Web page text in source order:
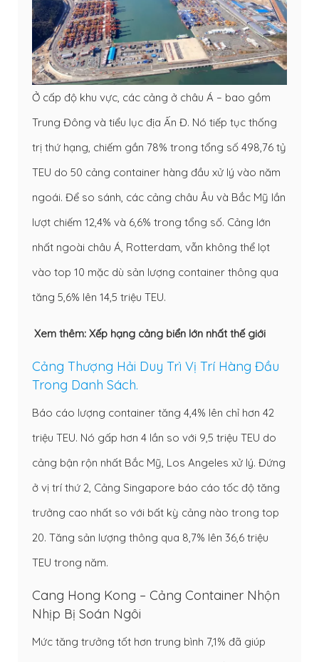
Ở cấp độ khu vực, các cảng ở châu Á – bao gồm
Trung Đông và tiểu lục địa Ấn Đ. Nó tiếp tục thống
trị thứ hạng, chiếm gần 78% trong tổng số 498,76 tỷ
TEU do 50 cảng container hàng đầu xử lý vào năm
ngoái. Để so sánh, các cảng châu Âu và Bắc Mỹ lần
lượt chiếm 12,4% và 6,6% trong tổng số. Cảng lớn
nhất ngoài châu Á, Rotterdam, vẫn không thể lọt
vào top 10 mặc dù sản lượng container thông qua
tăng 5,6% lên 14,5 triệu TEU.
Xem thêm: Xếp hạng cảng biển lớn nhất thế giới
Cảng Thượng Hải Duy Trì Vị Trí Hàng Đầu
Trong Danh Sách.
Báo cáo lượng container tăng 4,4% lên chỉ hơn 42
triệu TEU. Nó gấp hơn 4 lần so với 9,5 triệu TEU do
cảng bận rộn nhất Bắc Mỹ, Los Angeles xử lý. Đứng
ở vị trí thứ 2, Cảng Singapore báo cáo tốc độ tăng
trưởng cao nhất so với bất kỳ cảng nào trong top
20. Tăng sản lượng thông qua 8,7% lên 36,6 triệu
TEU trong năm.
Cang Hong Kong – Cảng Container Nhộn
Nhịp Bị Soán Ngôi
Mức tăng trưởng tốt hơn trung bình 7,1% đã giúp